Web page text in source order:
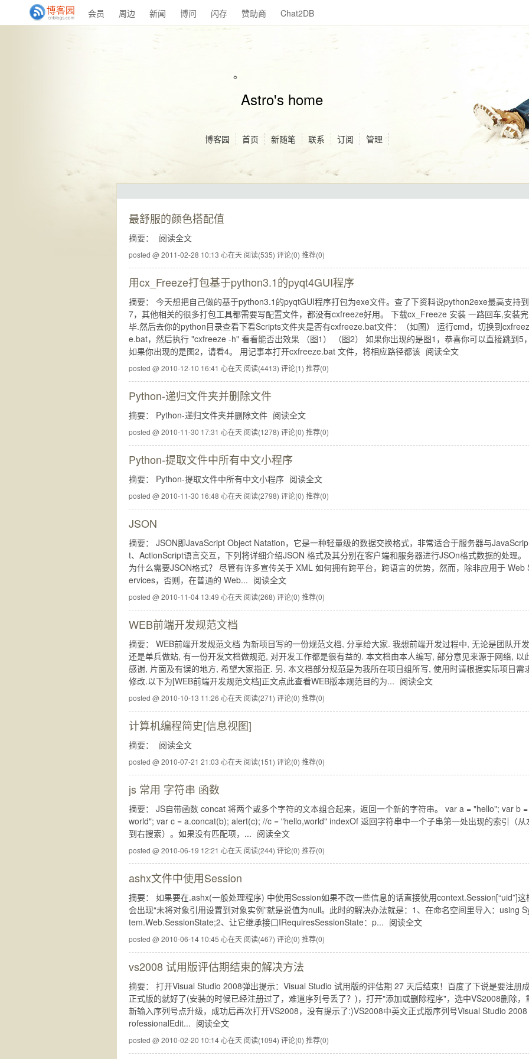
会员 周边 新闻 博问 闪存 赞助商 Chat2DB
Astro's home
博客园 首页 新随笔 联系 订阅 管理
最舒服的颜色搭配值
摘要： 阅读全文
posted @ 2011-02-28 10:13 心在天 阅读(535) 评论(0) 推荐(0)
用cx_Freeze打包基于python3.1的pyqt4GUI程序
摘要： 今天想把自己做的基于python3.1的pyqtGUI程序打包为exe文件。查了下资料说python2exe最高支持
7，其他相关的很多打包工具都需要写配置文件，都没有cxfreeze好用。 下载cx_Freeze 安装 一路回车,安装完
毕.然后去你的python目录查看下看Scripts文件夹是否有cxfreeze.bat文件：（如图） 运行cmd，切换到cxfreez
e.bat，然后执行 "cxfreeze -h" 看看能否出效果 （图1） （图2） 如果你出现的是图1，恭喜你可以直接跳到5，
如果你出现的是图2，请看4。 用记事本打开cxfreeze.bat 文件，将相应路径都该 阅读全文
posted @ 2010-12-10 16:41 心在天 阅读(4413) 评论(1) 推荐(0)
Python-递归文件夹并删除文件
摘要： Python-递归文件夹并删除文件 阅读全文
posted @ 2010-11-30 17:31 心在天 阅读(1278) 评论(0) 推荐(0)
Python-提取文件中所有中文小程序
摘要： Python-提取文件中所有中文小程序 阅读全文
posted @ 2010-11-30 16:48 心在天 阅读(2798) 评论(0) 推荐(0)
JSON
摘要： JSON即JavaScript Object Natation，它是一种轻量级的数据交换格式，非常适合于服务器与JavaScrip
t、ActionScript语言交互，下列将详细介绍JSON 格式及其分别在客户端和服务器进行JSOn格式数据的处理。
为什么需要JSON格式？ 尽管有许多宣传关于 XML 如何拥有跨平台，跨语言的优势，然而，除非应用于 Web
ervices，否则，在普通的 Web... 阅读全文
posted @ 2010-11-04 13:49 心在天 阅读(268) 评论(0) 推荐(0)
WEB前端开发规范文档
摘要： WEB前端开发规范文档 为新项目写的一份规范文档, 分享给大家. 我想前端开发过程中, 无论是团队开
还是单兵做站, 有一份开发文档做规范, 对开发工作都是很有益的. 本文档由本人编写, 部分意见来源于网络, 以
感谢, 片面及有误的地方, 希望大家指正. 另, 本文档部分规范是为我所在项目组所写, 使用时请根据实际项目需
修改.以下为[WEB前端开发规范文档]正文点此查看WEB版本规范目的为... 阅读全文
posted @ 2010-10-13 11:26 心在天 阅读(271) 评论(0) 推荐(0)
计算机编程简史[信息视图]
摘要： 阅读全文
posted @ 2010-07-21 21:03 心在天 阅读(151) 评论(0) 推荐(0)
js 常用 字符串 函数
摘要： JS自带函数 concat 将两个或多个字符的文本组合起来，返回一个新的字符串。 var a = "hello"; var b
world"; var c = a.concat(b); alert(c); //c = "hello,world" indexOf 返回字符串中一个子串第一处出现的索引（从
到右搜索）。如果没有匹配项，... 阅读全文
posted @ 2010-06-19 12:21 心在天 阅读(244) 评论(0) 推荐(0)
ashx文件中使用Session
摘要： 如果要在.ashx(一般处理程序) 中使用Session如果不改一些信息的话直接使用context.Session[“uid”]这
会出现“未将对象引用设置到对象实例”就是说值为null。此时的解决办法就是：1、在命名空间里导入：using
tem.Web.SessionState;2、让它继承接口IRequiresSessionState：p... 阅读全文
posted @ 2010-06-14 10:45 心在天 阅读(467) 评论(0) 推荐(0)
vs2008 试用版评估期结束的解决方法
摘要： 打开Visual Studio 2008弹出提示：Visual Studio 试用版的评估期 27 天后结束！百度了下说是要注册
正式版的就好了(安装的时候已经注册过了，难道序列号丢了？)，打开"添加或删除程序"，选中VS2008删除，
新输入序列号点升级，成功后再次打开VS2008，没有提示了:)VS2008中英文正式版序列号Visual Studio
rofessionalEdit... 阅读全文
posted @ 2010-02-20 10:14 心在天 阅读(1094) 评论(0) 推荐(0)